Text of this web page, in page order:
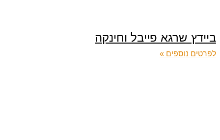
ביידץ שרגא פייבל וחינקה
לפרטים נוספים »